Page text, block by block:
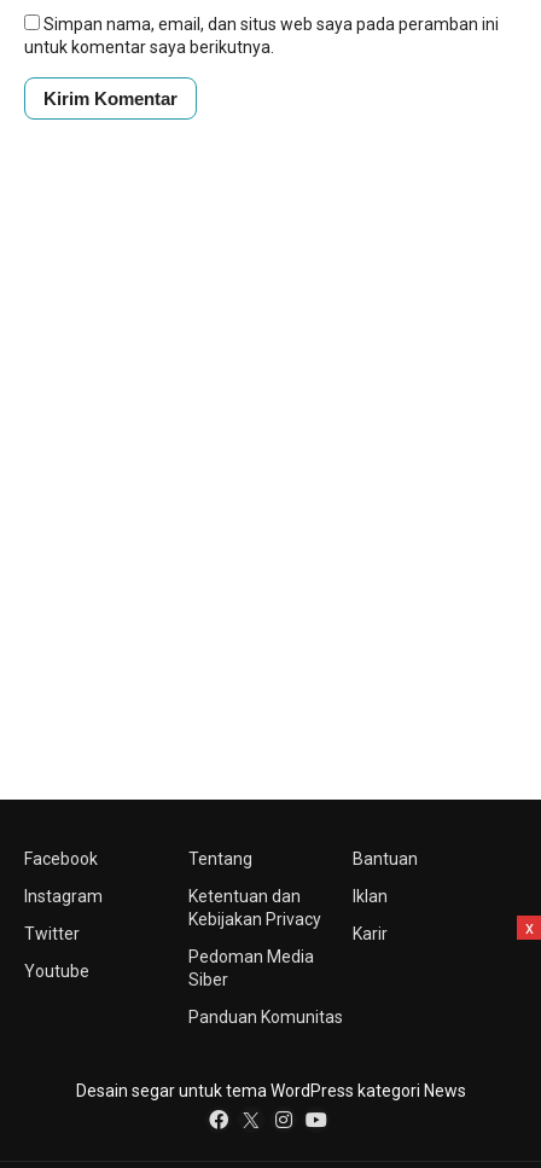
Simpan nama, email, dan situs web saya pada peramban ini
untuk komentar saya berikutnya.
Facebook
Instagram
Twitter
Youtube
Tentang
Ketentuan dan
Kebijakan Privacy
Pedoman Media
Siber
Panduan Komunitas
Bantuan
Iklan
Karir
Desain segar untuk tema WordPress kategori News
x